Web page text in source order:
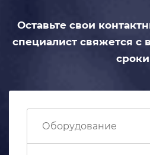
Оставьте свои
специалист свяжется с
сроки